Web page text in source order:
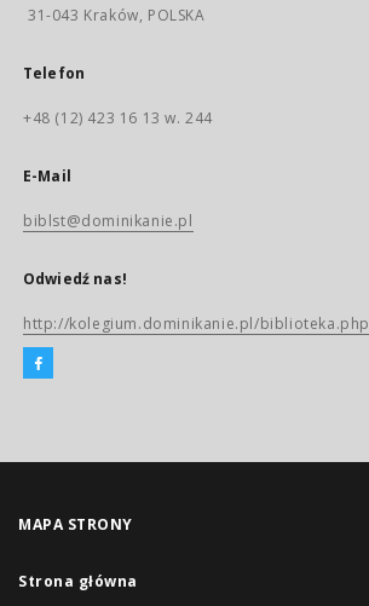
31-043 Kraków, POLSKA
Telefon
+48 (12) 423 16 13 w. 244
E-Mail
biblst@dominikanie.pl
Odwiedź nas!
http://kolegium.dominikanie.pl/biblioteka.php
MAPA STRONY
Strona główna